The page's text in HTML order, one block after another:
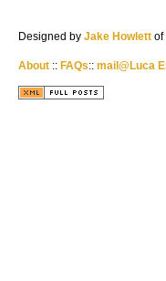
Designed by Jake Howlett of
About :: FAQs:: mail@Luca